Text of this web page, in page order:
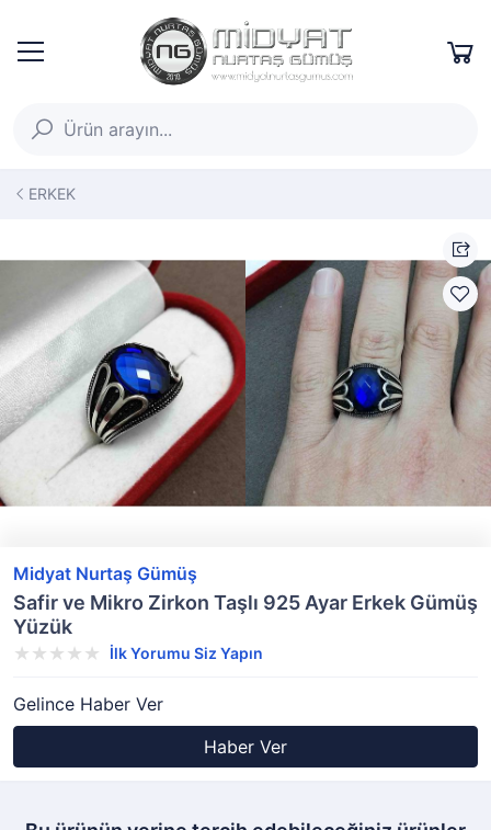
ERKEK
Midyat Nurtaş Gümüş
Safir ve Mikro Zirkon Taşlı 925 Ayar Erkek Gümüş
Yüzük
İlk Yorumu Siz Yapın
Gelince Haber Ver
Haber Ver